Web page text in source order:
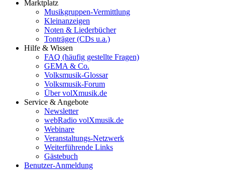
Marktplatz
Musikgruppen-Vermittlung
Kleinanzeigen
Noten & Liederbücher
Tonträger (CDs u.a.)
Hilfe & Wissen
FAQ (häufig gestellte Fragen)
GEMA & Co.
Volksmusik-Glossar
Volksmusik-Forum
Über volXmusik.de
Service & Angebote
Newsletter
webRadio volXmusik.de
Webinare
Veranstaltungs-Netzwerk
Weiterführende Links
Gästebuch
Benutzer-Anmeldung